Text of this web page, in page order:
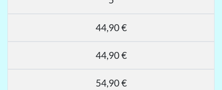
44,90 €
44,90 €
54,90 €